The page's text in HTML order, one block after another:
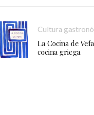
Cultura
La Cocina de
cocina griega